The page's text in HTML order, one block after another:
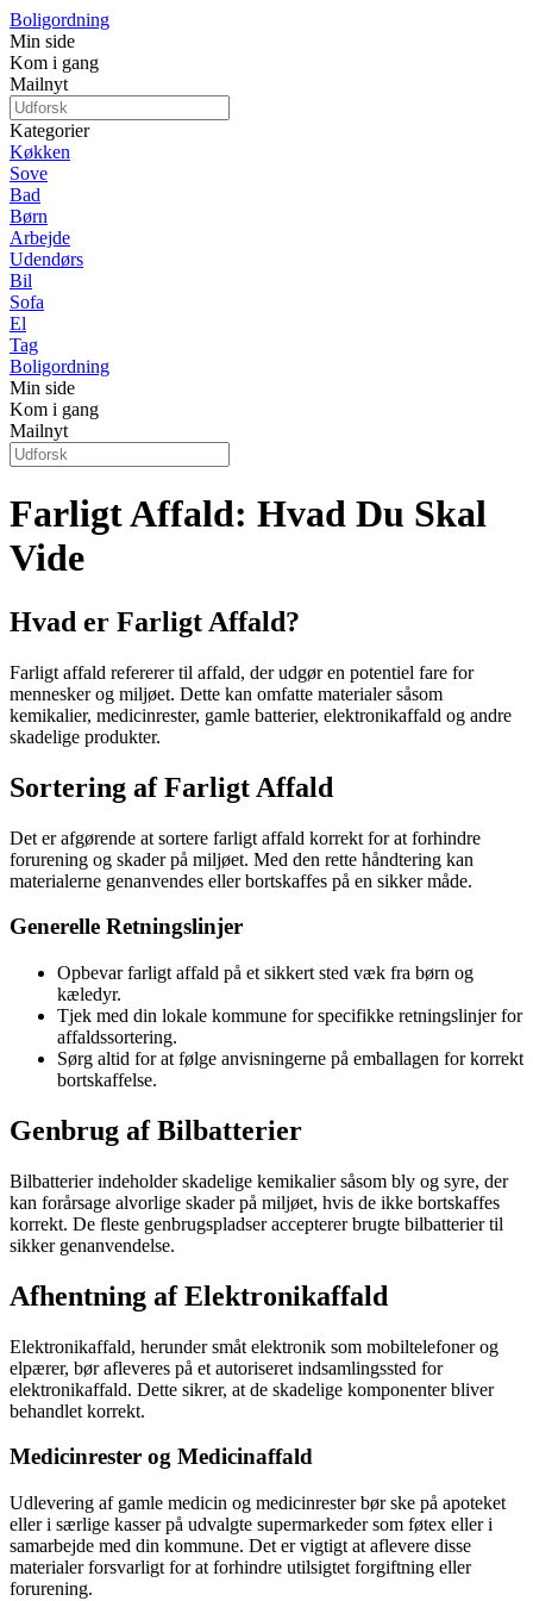
Boligordning
Min side
Kom i gang
Mailnyt
Kategorier
Køkken
Sove
Bad
Børn
Arbejde
Udendørs
Bil
Sofa
El
Tag
Boligordning
Min side
Kom i gang
Mailnyt
Farligt Affald: Hvad Du Skal
Vide
Hvad er Farligt Affald?
Farligt affald refererer til affald, der udgør en potentiel fare for
mennesker og miljøet. Dette kan omfatte materialer såsom
kemikalier, medicinrester, gamle batterier, elektronikaffald og andre
skadelige produkter.
Sortering af Farligt Affald
Det er afgørende at sortere farligt affald korrekt for at forhindre
forurening og skader på miljøet. Med den rette håndtering kan
materialerne genanvendes eller bortskaffes på en sikker måde.
Generelle Retningslinjer
Opbevar farligt affald på et sikkert sted væk fra børn og
kæledyr.
Tjek med din lokale kommune for specifikke retningslinjer for
affaldssortering.
Sørg altid for at følge anvisningerne på emballagen for korrekt
bortskaffelse.
Genbrug af Bilbatterier
Bilbatterier indeholder skadelige kemikalier såsom bly og syre, der
kan forårsage alvorlige skader på miljøet, hvis de ikke bortskaffes
korrekt. De fleste genbrugspladser accepterer brugte bilbatterier til
sikker genanvendelse.
Afhentning af Elektronikaffald
Elektronikaffald, herunder småt elektronik som mobiltelefoner og
elpærer, bør afleveres på et autoriseret indsamlingssted for
elektronikaffald. Dette sikrer, at de skadelige komponenter bliver
behandlet korrekt.
Medicinrester og Medicinaffald
Udlevering af gamle medicin og medicinrester bør ske på apoteket
eller i særlige kasser på udvalgte supermarkeder som føtex eller i
samarbejde med din kommune. Det er vigtigt at aflevere disse
materialer forsvarligt for at forhindre utilsigtet forgiftning eller
forurening.